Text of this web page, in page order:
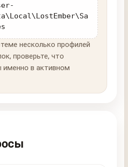
несколько профилей
проверьте, что
именно в активном